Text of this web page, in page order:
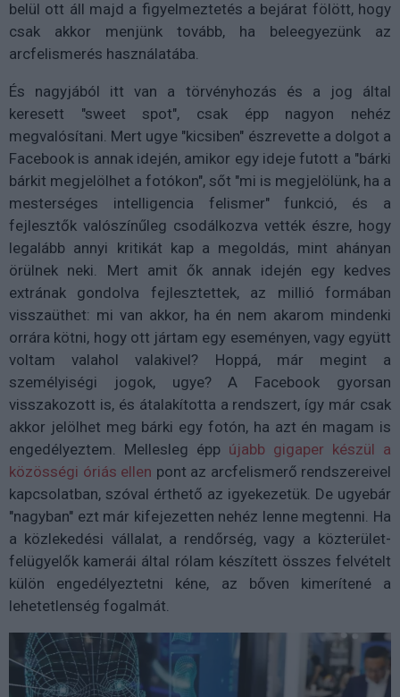
belül ott áll majd a figyelmeztetés a bejárat fölött, hogy
csak akkor menjünk tovább, ha beleegyezünk az
arcfelismerés használatába.
És nagyjából itt van a törvényhozás és a jog által
keresett "sweet spot", csak épp nagyon nehéz
megvalósítani. Mert ugye "kicsiben" észrevette a dolgot a
Facebook is annak idején, amikor egy ideje futott a "bárki
bárkit megjelölhet a fotókon", sőt "mi is megjelölünk, ha a
mesterséges intelligencia felismer" funkció, és a
fejlesztők valószínűleg csodálkozva vették észre, hogy
legalább annyi kritikát kap a megoldás, mint ahányan
örülnek neki. Mert amit ők annak idején egy kedves
extrának gondolva fejlesztettek, az millió formában
visszaüthet: mi van akkor, ha én nem akarom mindenki
orrára kötni, hogy ott jártam egy eseményen, vagy együtt
voltam valahol valakivel? Hoppá, már megint a
személyiségi jogok, ugye? A Facebook gyorsan
visszakozott is, és átalakította a rendszert, így már csak
akkor jelölhet meg bárki egy fotón, ha azt én magam is
engedélyeztem. Mellesleg épp újabb gigaper készül a
közösségi óriás ellen pont az arcfelismerő rendszereivel
kapcsolatban, szóval érthető az igyekezetük. De ugyebár
"nagyban" ezt már kifejezetten nehéz lenne megtenni. Ha
a közlekedési vállalat, a rendőrség, vagy a közterület-
felügyelők kamerái által rólam készített összes felvételt
külön engedélyeztetni kéne, az bőven kimerítené a
lehetetlenség fogalmát.